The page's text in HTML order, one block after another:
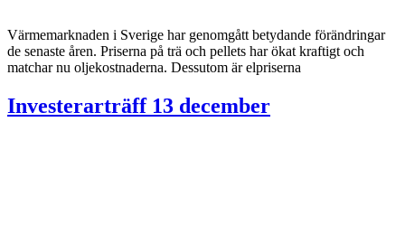
Värmemarknaden i Sverige har genomgått betydande förändringar
de senaste åren. Priserna på trä och pellets har ökat kraftigt och
matchar nu oljekostnaderna. Dessutom är elpriserna
Investerarträff 13 december